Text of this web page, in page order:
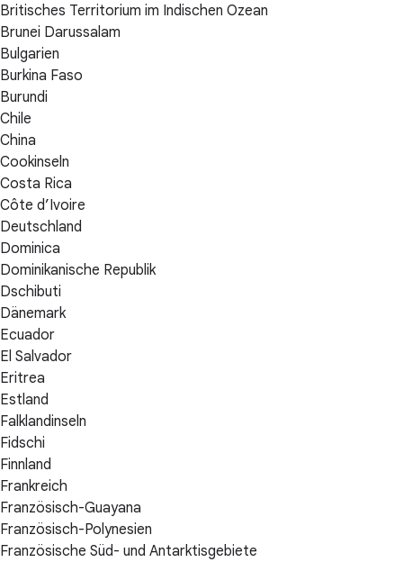
Britisches Territorium im Indischen Ozean
Brunei Darussalam
Bulgarien
Burkina Faso
Burundi
Chile
China
Cookinseln
Costa Rica
Côte d’Ivoire
Deutschland
Dominica
Dominikanische Republik
Dschibuti
Dänemark
Ecuador
El Salvador
Eritrea
Estland
Falklandinseln
Fidschi
Finnland
Frankreich
Französisch-Guayana
Französisch-Polynesien
Französische Süd- und Antarktisgebiete